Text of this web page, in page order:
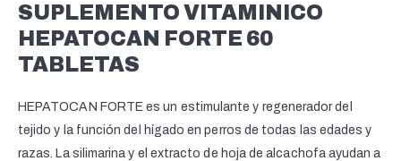
SUPLEMENTO VITAMINICO
HEPATOCAN FORTE 60
TABLETAS
HEPATOCAN FORTE es un estimulante y regenerador del
tejido y la función del hígado en perros de todas las edades y
razas. La silimarina y el extracto de hoja de alcachofa ayudan a